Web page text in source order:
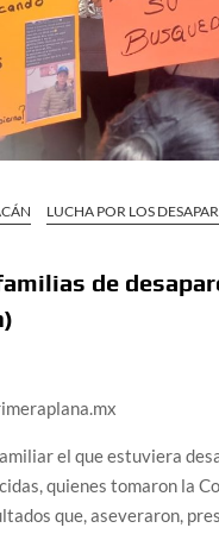
LUCHA POR LOS
de
el que estuviera
quienes tomaron la
que, aseveraron,